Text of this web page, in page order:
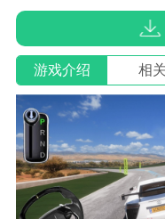
游戏介绍 相关